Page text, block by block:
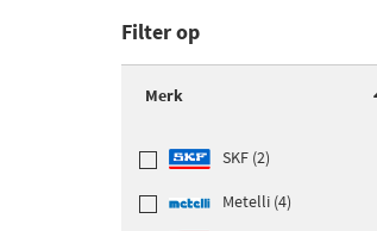
Filter op
Merk
SKF (2)
Metelli (4)